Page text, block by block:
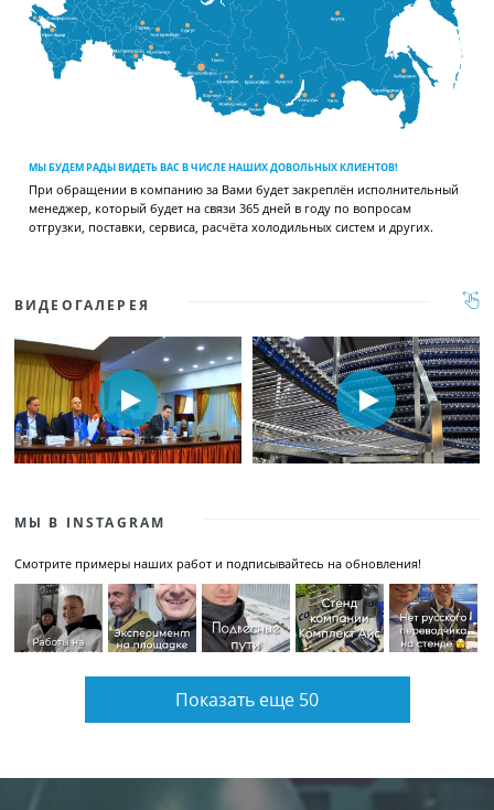
МЫ БУДЕМ РАДЫ ВИДЕТЬ ВАС В ЧИСЛЕ НАШИХ ДОВОЛЬНЫХ КЛИЕНТОВ!
При обращении в компанию за Вами будет закреплён исполнительный
менеджер, который будет на связи 365 дней в году по вопросам
отгрузки, поставки, сервиса, расчёта холодильных систем и других.
ВИДЕОГАЛЕРЕЯ
МЫ В INSTAGRAM
Смотрите примеры наших работ и подписывайтесь на обновления!
Показать еще 50